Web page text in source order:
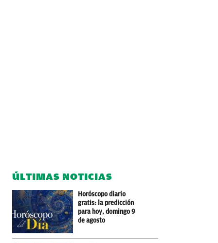
ÚLTIMAS NOTICIAS
Horóscopo diario
gratis: la predicción
para hoy, domingo 9
de agosto